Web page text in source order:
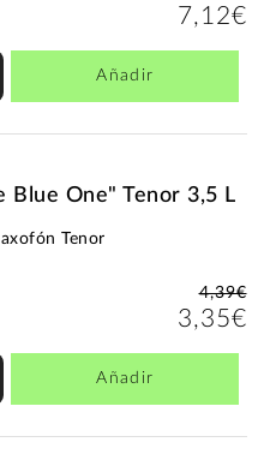
7,12€
Añadir
Blue One" Tenor 3,5 L
Tenor
4,39€
3,35€
Añadir